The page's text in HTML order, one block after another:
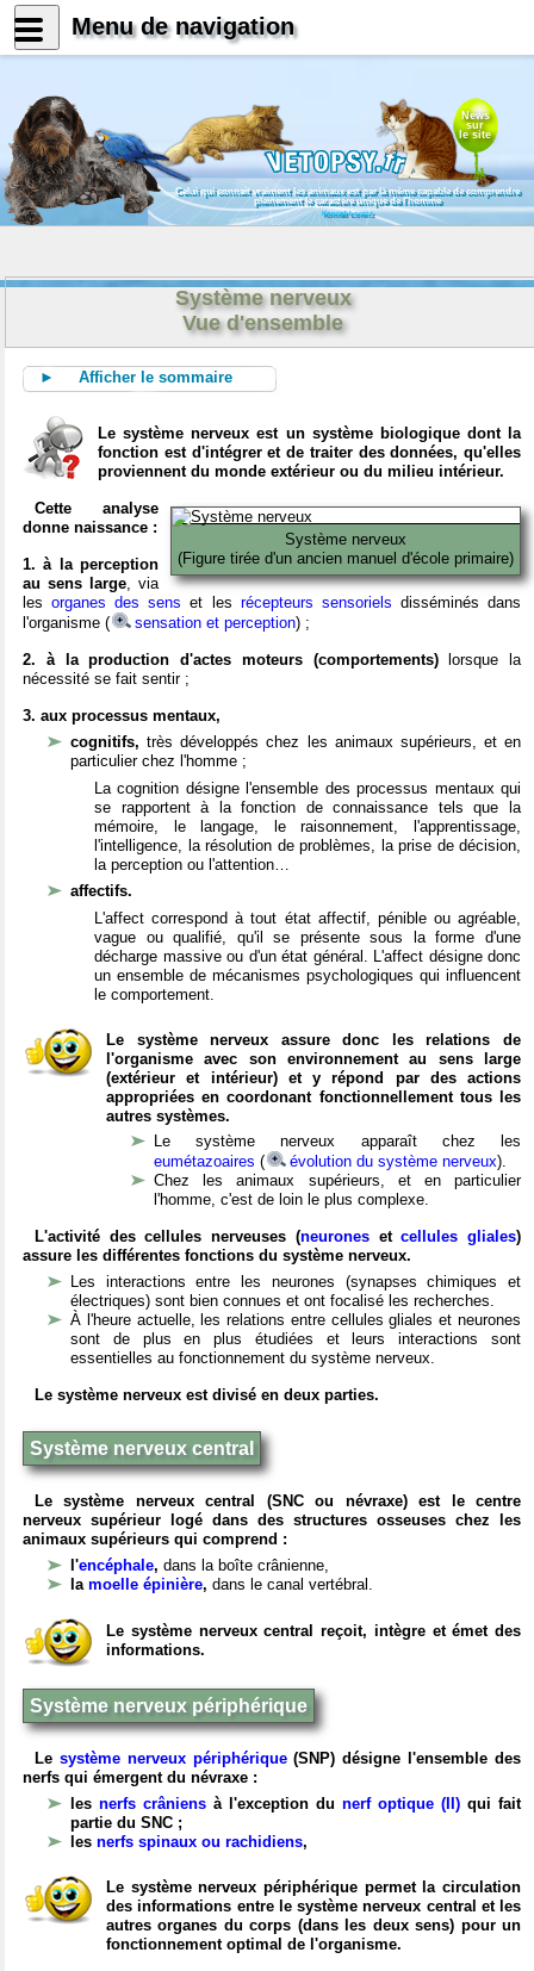
News
sur
le site
Celui qui connait vraiment les animaux est par là même capable de comprendre
pleinement le caractère unique de l'homme
Konrad Lorenz
Système nerveux
Vue d'ensemble
► Afficher le sommaire
Le système nerveux est un système biologique dont la
fonction est d'intégrer et de traiter des données, qu'elles
proviennent du monde extérieur ou du milieu intérieur.
Système nerveux
(Figure tirée d'un ancien manuel d'école primaire)
Cette analyse
donne naissance :
1. à la perception
au sens large, via
lesorganes des sens et les récepteurs sensoriels disséminés dans
l'organisme (
sensation et perception) ;
2. à la production d'actes moteurs (comportements)lorsque la
nécessité se fait sentir ;
3. aux processus mentaux,
cognitifs,très développés chez les animaux supérieurs, et en
particulier chez l'homme ;
La cognition désigne l'ensemble des processus mentaux qui
se rapportent à la fonction de connaissance tels que la
mémoire, le langage, le raisonnement, l'apprentissage,
l'intelligence, la résolution de problèmes, la prise de décision,
la perception ou l'attention…
affectifs.
L'affect correspond à tout état affectif, pénible ou agréable,
vague ou qualifié, qu'il se présente sous la forme d'une
décharge massive ou d'un état général. L'affect désigne donc
un ensemble de mécanismes psychologiques qui influencent
le comportement.
Le système nerveux assure donc les relations de
l'organisme avec son environnement au sens large
(extérieur et intérieur) et y répond par des actions
appropriées en coordonant fonctionnellement tous les
autres systèmes.
Le système nerveux apparaît chez les
eumétazoaires ( évolution du système nerveux).
Chez les animaux supérieurs, et en particulier
l'homme, c'est de loin le plus complexe.
L'activité des cellules nerveuses (neuronesetcellules gliales)
assure les différentes fonctions du système nerveux.
Les interactions entre les neurones (synapses chimiques et
électriques) sont bien connues et ont focalisé les recherches.
À l'heure actuelle, les relations entre cellules gliales et neurones
sont de plus en plus étudiées et leurs interactions sont
essentielles au fonctionnement du système nerveux.
Le système nerveux est divisé en deux parties.
Système nerveux central
Le système nerveux central (SNC ou névraxe) est le centre
nerveux supérieur logé dans des structures osseuses chez les
animaux supérieurs qui comprend :
l'encéphale, dans la boîte crânienne,
la moelle épinière, dans le canal vertébral.
Le système nerveux central reçoit, intègre et émet des
informations.
Système nerveux périphérique
Le système nerveux périphérique(SNP) désigne l'ensemble des
nerfs qui émergent du névraxe :
les nerfs crâniens à l'exception du nerf optique (II) qui fait
partie du SNC ;
les nerfs spinaux ou rachidiens,
Le système nerveux périphérique permet la circulation
des informations entre le système nerveux central et les
autres organes du corps (dans les deux sens) pour un
fonctionnement optimal de l'organisme.
Menu de navigation